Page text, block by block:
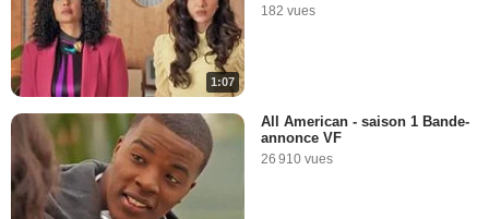
1:07
182 vues
All American - saison 1 Bande-
annonce VF
26 910 vues